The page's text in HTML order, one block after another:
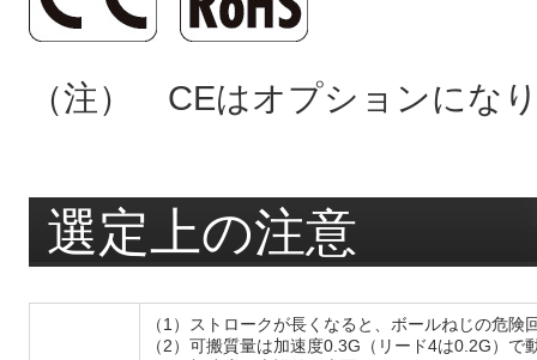
（注） CEはオプションにな
選定上の注意
（1）ストロークが長くなると、ボールねじの危
（2）可搬質量は加速度0.3G（リード4は0.2G）で